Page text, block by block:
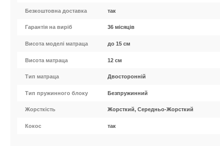
Безкоштовна доставка так
Гарантія на виріб 36 місяців
Висота моделі матраца до 15 см
Висота матраца 12 см
Тип матраца Двосторонній
Тип пружинного блоку Безпружинний
Жорсткість Жорсткий, Середньо-Жорсткий
Кокос так